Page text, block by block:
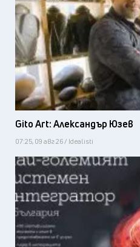
Gito Art: Александър Юзев
07:25, 09 авг 26 / Idealisti